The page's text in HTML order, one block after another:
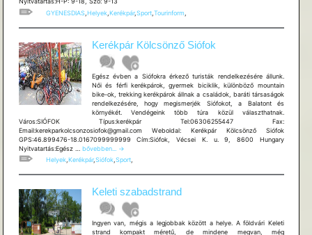
GYENESDIAS, Helyek, Kerékpár,Sport, Tourinform
Kerékpár Kölcsönző Siófok
Egész évben a Siófokra érkező turisták rendelkezésére állunk.
Női és férfi kerékpárok, gyermek biciklik, különböző mountain
bike-ok, trekking kerékpárok állnak a családok, baráti társaságok
rendelkezésére, hogy megismerjék Siófokot, a Balatont és
környékét. Vendégeink több túra közül választhatnak.
Város:SIÓFOK Típus:kerékpár Tel:06306255447 Fax:
Email:kerekparkolcsonzosiofok@gmail.com Weboldal: Kerékpár Kölcsönző Siófok
GPS:46.899476-18.0167099999999 Cím:Siófok, Vécsei K. u. 9, 8600 Hungary
Nyitvatartás:Egész … Kerékpár
Kölcsönző
Siófok
bővebben...
→
Helyek,Kerékpár,Siófok,Sport,
Keleti szabadstrand
Ingyen van, mégis a legjobbak között a helye. A földvári Keleti
strand kompakt méretű, de mindene megvan, még